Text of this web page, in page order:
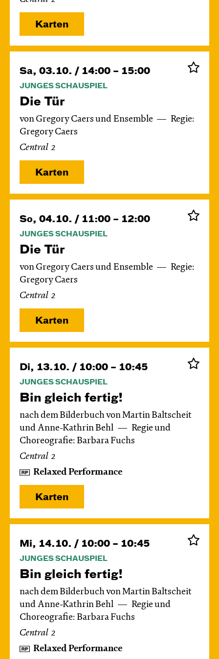
Karten
Sa, 03.10. / 14:00 – 15:00
JUNGES SCHAUSPIEL
Die Tür
von Gregory Caers und Ensemble
Regie:
Gregory Caers
Central 2
Karten
So, 04.10. / 11:00 – 12:00
JUNGES SCHAUSPIEL
Die Tür
von Gregory Caers und Ensemble
Regie:
Gregory Caers
Central 2
Karten
Di, 13.10. / 10:00 – 10:45
JUNGES SCHAUSPIEL
Bin gleich fertig!
nach dem Bilderbuch von Martin Baltscheit
und Anne-Kathrin Behl
Regie und
Choreografie: Barbara Fuchs
Central 2
Relaxed Performance
Karten
Mi, 14.10. / 10:00 – 10:45
JUNGES SCHAUSPIEL
Bin gleich fertig!
nach dem Bilderbuch von Martin Baltscheit
und Anne-Kathrin Behl
Regie und
Choreografie: Barbara Fuchs
Central 2
Relaxed Performance